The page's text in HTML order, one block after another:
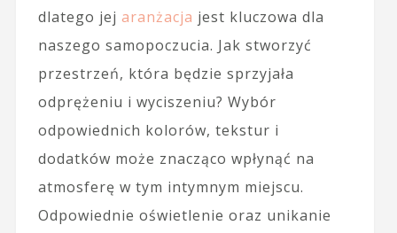
dlatego jej aranżacja jest kluczowa dla
naszego samopoczucia. Jak stworzyć
przestrzeń, która będzie sprzyjała
odprężeniu i wyciszeniu? Wybór
odpowiednich kolorów, tekstur i
dodatków może znacząco wpłynąć na
atmosferę w tym intymnym miejscu.
Odpowiednie oświetlenie oraz unikanie